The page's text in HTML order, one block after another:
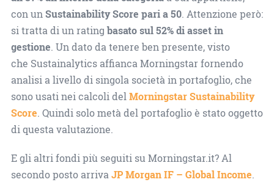
con unSustainability Score pari a 50. Attenzione però:
si tratta di un ratingbasato sul 52% di asset in
gestione. Un dato da tenere ben presente, visto
che Sustainalytics affianca Morningstar fornendo
analisi a livello di singola società in portafoglio, che
sono usati nei calcoli delMorningstar Sustainability
Score. Quindi solo metà del portafoglio è stato oggetto
di questa valutazione.
E gli altri fondi più seguiti su Morningstar.it? Al
secondo posto arrivaJP Morgan IF – Global Income.